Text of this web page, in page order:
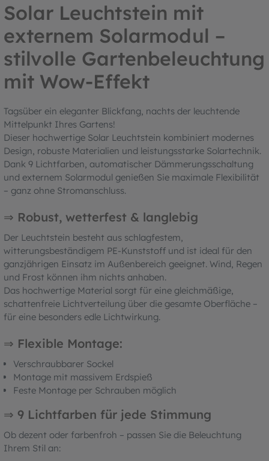
Solar Leuchtstein mit
externem Solarmodul –
stilvolle Gartenbeleuchtung
mit Wow-Effekt
Tagsüber ein eleganter Blickfang, nachts der leuchtende
Mittelpunkt Ihres Gartens!
Dieser hochwertige Solar Leuchtstein kombiniert modernes
Design, robuste Materialien und leistungsstarke Solartechnik.
Dank 9 Lichtfarben, automatischer Dämmerungsschaltung
und externem Solarmodul genießen Sie maximale Flexibilität
– ganz ohne Stromanschluss.
⇒ Robust, wetterfest & langlebig
Der Leuchtstein besteht aus schlagfestem,
witterungsbeständigem PE-Kunststoff und ist ideal für den
ganzjährigen Einsatz im Außenbereich geeignet. Wind, Regen
und Frost können ihm nichts anhaben.
Das hochwertige Material sorgt für eine gleichmäßige,
schattenfreie Lichtverteilung über die gesamte Oberfläche –
für eine besonders edle Lichtwirkung.
⇒ Flexible Montage:
Verschraubbarer Sockel
Montage mit massivem Erdspieß
Feste Montage per Schrauben möglich
⇒ 9 Lichtfarben für jede Stimmung
Ob dezent oder farbenfroh – passen Sie die Beleuchtung
Ihrem Stil an: